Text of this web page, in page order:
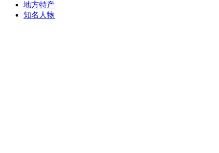
地方特产
知名人物